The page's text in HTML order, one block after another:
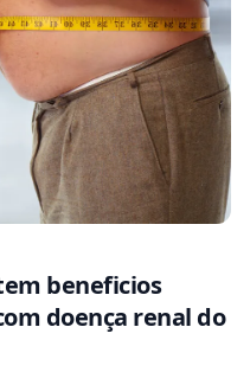
beneficios
doença renal do